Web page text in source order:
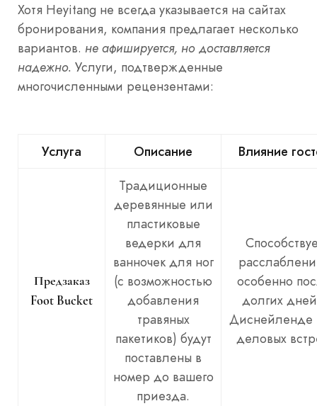
Хотя Heyitang не всегда указывается на сайтах
бронирования, компания предлагает несколько
вариантов. не афишируется, но доставляется
надежно. Услуги, подтвержденные
многочисленными рецензентами:
Услуга Описание Влияние
Предзаказ
Foot Bucket
Традиционные
деревянные или
пластиковые
ведерки для
ванночек для ног
(с возможностью
добавления
травяных
пакетиков) будут
поставлены в
номер до вашего
приезда.
особенно
долгих
Диснейленде
деловых